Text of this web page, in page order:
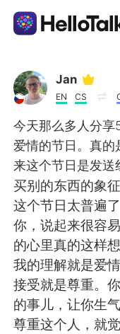
Appli
AI Grammar
Français
English
繁體中文
العربية
日本語
Jan
EN CS
今天那么多人分
爱情的节日。真
来这个节日是发送
买别的东西的象
这个节日太普遍
你，说起来很容
的心里真的这样
我的理解就是爱
接受就是尊重。
的事儿，让你生
尊重这个人，就